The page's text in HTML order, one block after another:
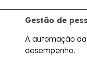
Gestão de
A automação
desempenho.